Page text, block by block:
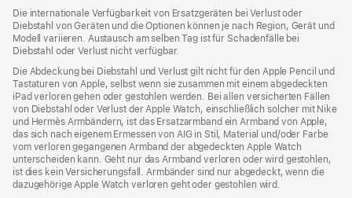
Die internationale Verfügbarkeit von Ersatzgeräten bei Verlust oder
Diebstahl von Geräten und die Optionen können je nach Region, Gerät und
Modell variieren. Austausch am selben Tag ist für Schadenfälle bei
Diebstahl oder Verlust nicht verfügbar.
Die Abdeckung bei Diebstahl und Verlust gilt nicht für den Apple Pencil und
Tastaturen von Apple, selbst wenn sie zusammen mit einem abgedeckten
iPad verloren gehen oder gestohlen werden. Bei allen versicherten Fällen
von Diebstahl oder Verlust der Apple Watch, einschließlich solcher mit Nike
und Hermès Armbändern, ist das Ersatzarmband ein Armband von Apple,
das sich nach eigenem Ermessen von AIG in Stil, Material und/oder Farbe
vom verloren gegangenen Armband der abgedeckten Apple Watch
unterscheiden kann. Geht nur das Armband verloren oder wird gestohlen,
ist dies kein Versicherungsfall. Armbänder sind nur abgedeckt, wenn die
dazugehörige Apple Watch verloren geht oder gestohlen wird.